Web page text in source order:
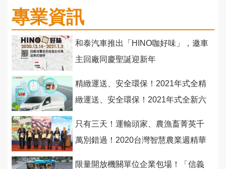
專業資訊
和泰汽車推出「HINO咖好味」，邀車
主回廠同慶聖誕迎新年
精緻運送、安全環保！2021年式全精
緻運送、安全環保！2021年式全新六
只有三天！運輸頭家、農漁畜菁英千
萬別錯過！2020台灣智慧農業週精華
限量開放機關單位企業包場！「信義